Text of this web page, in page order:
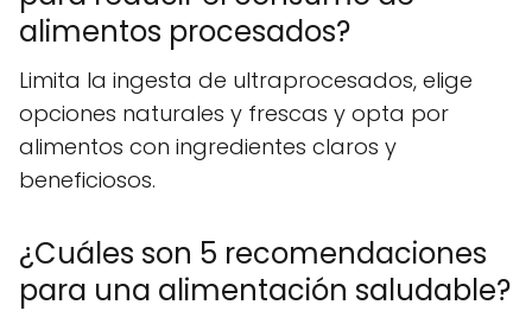
alimentos procesados?
Limita la ingesta de ultraprocesados, elige
opciones naturales y frescas y opta por
alimentos con ingredientes claros y
beneficiosos.
¿Cuáles son 5 recomendaciones
para una alimentación saludable?